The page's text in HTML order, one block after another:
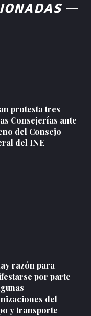
protesta tres
Consejerías ante
del Consejo
del INE
razón para
por parte
del
y transporte